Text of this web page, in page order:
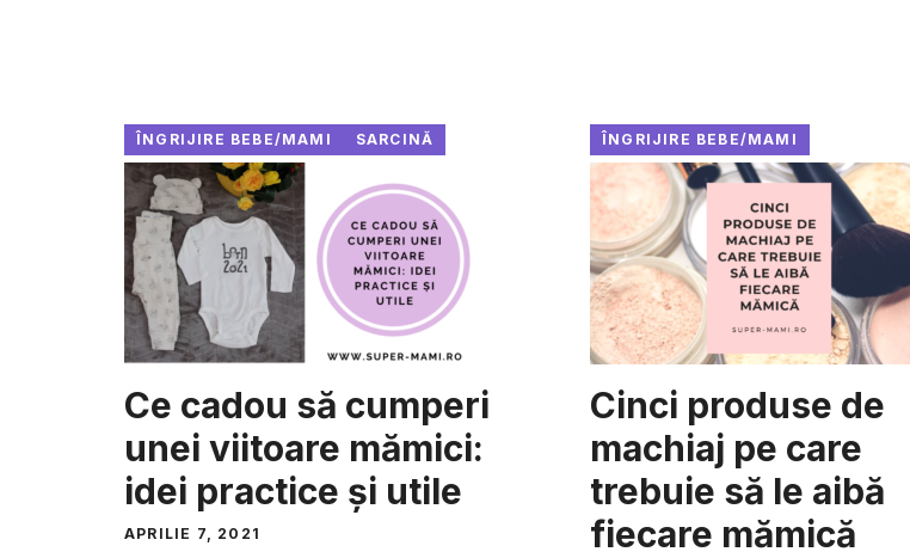
ÎNGRIJIRE BEBE/MAMI SARCINĂ
Ce cadou să cumperi
unei viitoare mămici:
idei practice și utile
APRILIE 7, 2021
ÎNGRIJIRE BEBE/MAMI
Cinci produse de
machiaj pe care
trebuie să le aibă
fiecare mămică